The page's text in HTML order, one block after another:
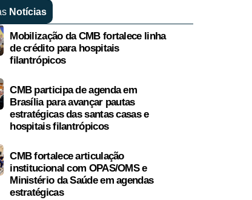
Notícias
Mobilização da CMB fortalece linha
de crédito para hospitais
filantrópicos
CMB participa de agenda em
Brasília para avançar pautas
estratégicas das santas casas e
hospitais filantrópicos
CMB fortalece articulação
institucional com OPAS/OMS e
Ministério da Saúde em agendas
estratégicas